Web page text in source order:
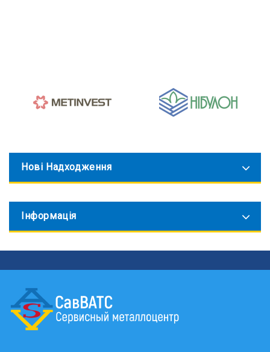
Нові Надходження
Інформація